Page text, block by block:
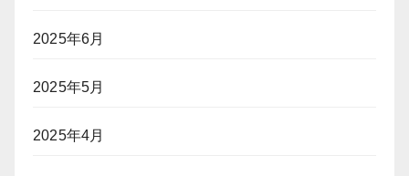
2025年6月
2025年5月
2025年4月